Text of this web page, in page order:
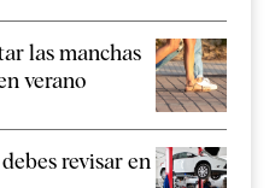
las manchas
verano
revisar en